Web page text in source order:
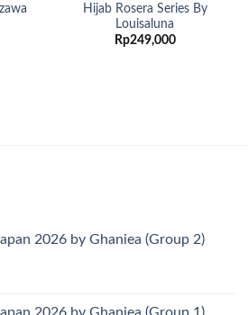
Hijab Rosera Series By
Louisaluna
Rp249,000
2026 by Ghaniea (Group 2)